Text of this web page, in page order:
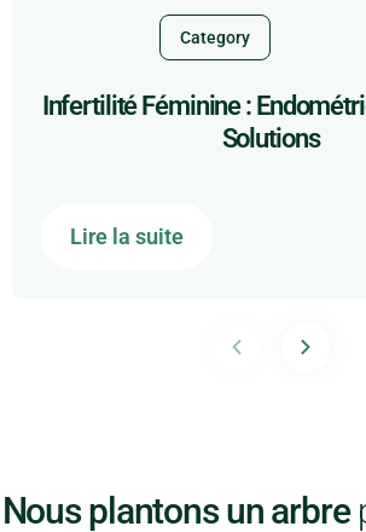
Category
Infertilité Féminine :
Solutions
Lire la suite
Nous plantons un arbre